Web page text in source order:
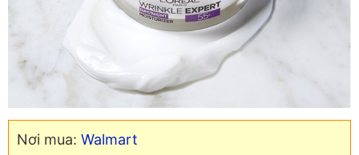
Nơi mua: Walmart